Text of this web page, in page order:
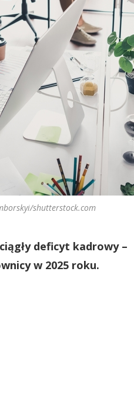
shutterstock.com
deficyt kadrowy –
w 2025 roku.